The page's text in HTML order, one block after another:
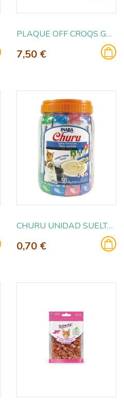
PLAQUE OFF CROQS GATO SALMON 60GR
7,50 €
CHURU UNIDAD SUELTA ATUN
0,70 €